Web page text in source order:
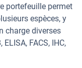
portefeuille permet
espèces, y
charge diverses
FACS, IHC,